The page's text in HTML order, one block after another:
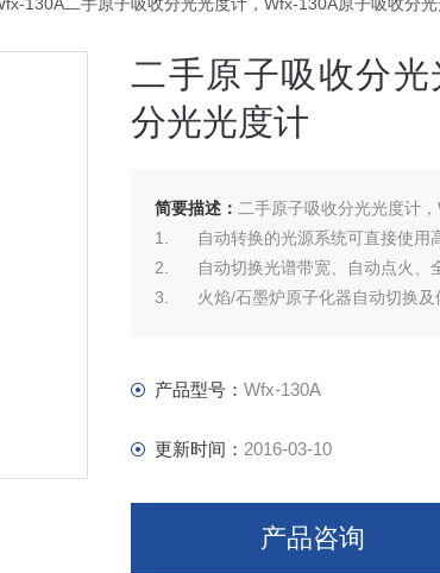
二手原子吸收分
分光光度计
简要描述： 二手原子吸收分光光度计
1. 自动转换的光源系统可直接使用
2. 自动切换光谱带宽、自动点火、
3. 火焰/石墨炉原子化器自动切换及
产品型号： Wfx-130A
更新时间： 2016-03-10
产品咨询